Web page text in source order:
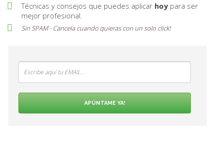
Técnicas y consejos que puedes aplicar hoy para ser
mejor profesional.
Sin SPAM - Cancela cuando quieras con un solo click!
APÚNTAME YA!